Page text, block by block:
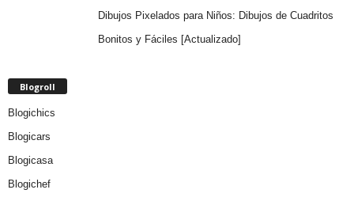
Dibujos Pixelados para Niños: Dibujos de Cuadritos
Bonitos y Fáciles [Actualizado]
Blogroll
Blogichics
Blogicars
Blogicasa
Blogichef